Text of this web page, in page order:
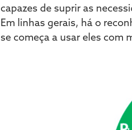
capazes de suprir as
Em linhas gerais, há o
se começa a usar eles com